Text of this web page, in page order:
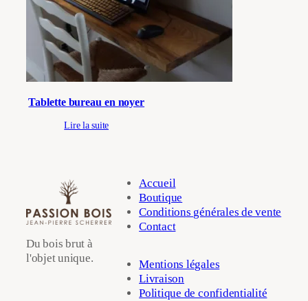
Tablette bureau en noyer
Lire la suite
Du bois brut à
l'objet unique.
Accueil
Boutique
Conditions générales de vente
Contact
Mentions légales
Livraison
Politique de confidentialité